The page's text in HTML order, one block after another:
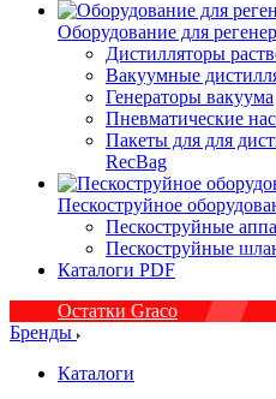
Оборудование для
Дистилляторы
Вакуумные
Генераторы вакуума
Пневматические
Пакеты для для
RecBag
Пескоструйное
Пескоструйные
Пескоструйные
Каталоги PDF
Остатки Graco
Бренды
Каталоги